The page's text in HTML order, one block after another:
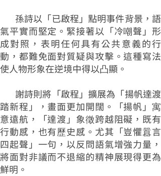
孫詩以「已啟程」點明事件背景，語
氣平實而堅定。緊接著以「冷嘲聲」形
成對照，表明任何具有公共意義的行
動，都難免面對質疑與攻擊。這種寫法
使人物形象在逆境中得以凸顯。
謝詩則將「啟程」擴展為「揚帆達渡
踏新程」，畫面更加開闊。「揚帆」寓
意遠航，「達渡」象徵跨越阻礙，既有
行動感，也有歷史感。尤其「豈懼囂言
四起聲」一句，以反問語氣增強力量，
將面對非議而不退縮的精神展現得更為
鮮明。